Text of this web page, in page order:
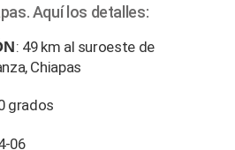
Aquí los detalles:
: 49 km al suroeste de
Chiapas
grados
06